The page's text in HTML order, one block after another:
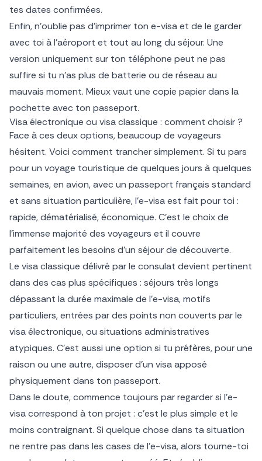
tes dates confirmées.
Enfin, n’oublie pas d’imprimer ton e-visa et de le garder
avec toi à l’aéroport et tout au long du séjour. Une
version uniquement sur ton téléphone peut ne pas
suffire si tu n’as plus de batterie ou de réseau au
mauvais moment. Mieux vaut une copie papier dans la
pochette avec ton passeport.
Visa électronique ou visa classique : comment choisir ?
Face à ces deux options, beaucoup de voyageurs
hésitent. Voici comment trancher simplement. Si tu pars
pour un voyage touristique de quelques jours à quelques
semaines, en avion, avec un passeport français standard
et sans situation particulière, l’e-visa est fait pour toi :
rapide, dématérialisé, économique. C’est le choix de
l’immense majorité des voyageurs et il couvre
parfaitement les besoins d’un séjour de découverte.
Le visa classique délivré par le consulat devient pertinent
dans des cas plus spécifiques : séjours très longs
dépassant la durée maximale de l’e-visa, motifs
particuliers, entrées par des points non couverts par le
visa électronique, ou situations administratives
atypiques. C’est aussi une option si tu préfères, pour une
raison ou une autre, disposer d’un visa apposé
physiquement dans ton passeport.
Dans le doute, commence toujours par regarder si l’e-
visa correspond à ton projet : c’est le plus simple et le
moins contraignant. Si quelque chose dans ta situation
ne rentre pas dans les cases de l’e-visa, alors tourne-toi